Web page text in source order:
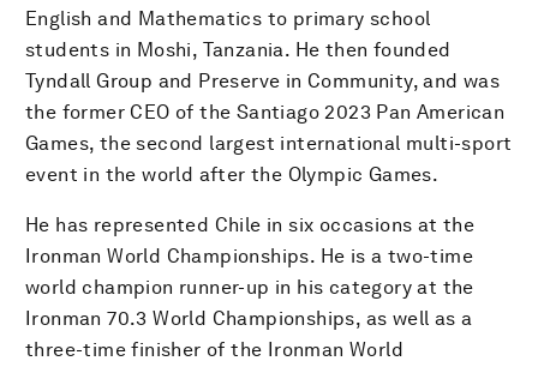
English and Mathematics to primary school
students in Moshi, Tanzania. He then founded
Tyndall Group and Preserve in Community, and was
the former CEO of the Santiago 2023 Pan American
Games, the second largest international multi-sport
event in the world after the Olympic Games.
He has represented Chile in six occasions at the
Ironman World Championships. He is a two-time
world champion runner-up in his category at the
Ironman 70.3 World Championships, as well as a
three-time finisher of the Ironman World